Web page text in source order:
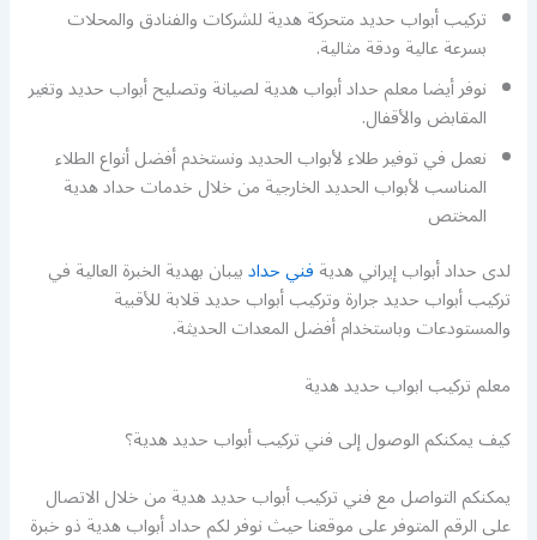
تركيب أبواب حديد متحركة هدية للشركات والفنادق والمحلات
بسرعة عالية ودقة مثالية.
نوفر أيضا معلم حداد أبواب هدية لصيانة وتصليح أبواب حديد وتغير
المقابض والأقفال.
نعمل في توفير طلاء لأبواب الحديد ونستخدم أفضل أنواع الطلاء
المناسب لأبواب الحديد الخارجية من خلال خدمات حداد هدية
المختص
لدى حداد أبواب إيراني هديةفني حدادبيبان بهدية الخبرة العالية في
تركيب أبواب حديد جرارة وتركيب أبواب حديد قلابة للأقبية
والمستودعات وباستخدام أفضل المعدات الحديثة.
معلم تركيب ابواب حديد هدية
كيف يمكنكم الوصول إلى فني تركيب أبواب حديد هدية؟
يمكنكم التواصل مع فني تركيب أبواب حديد هدية من خلال الاتصال
على الرقم المتوفر على موقعنا حيث نوفر لكم حداد أبواب هدية ذو خبرة